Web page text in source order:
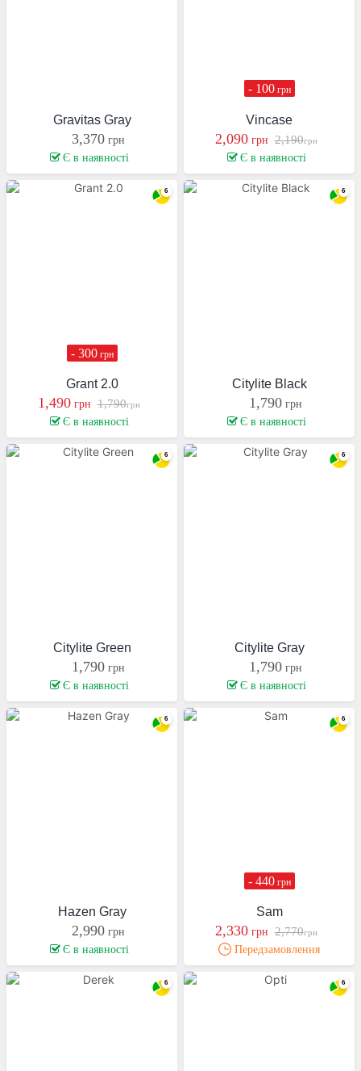
Gravitas Gray
3,370 грн
Є в наявності
Vincase
2,090грн 2,190грн
- 100грн
Є в наявності
Grant 2.0
1,490грн 1,790грн
- 300грн
Є в наявності
Citylite Black
1,790 грн
Є в наявності
Citylite Green
1,790 грн
Є в наявності
Citylite Gray
1,790 грн
Є в наявності
Hazen Gray
2,990 грн
Є в наявності
Sam
2,330грн 2,770грн
- 440грн
Передзамовлення